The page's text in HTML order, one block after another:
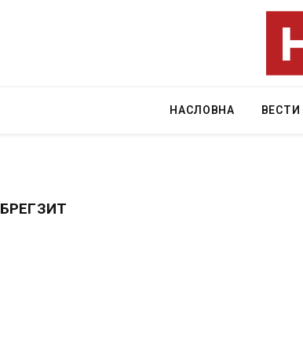
НАСЛОВНА ВЕСТИ
БРЕГЗИТ